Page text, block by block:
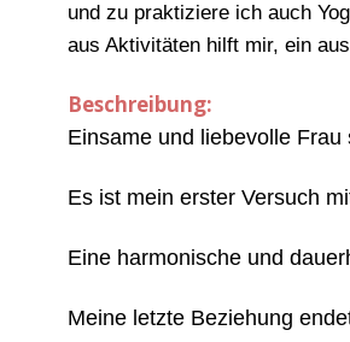
und zu praktiziere ich auch
aus Aktivitäten hilft mir, ein
Beschreibung:
Einsame und liebevolle
Es ist mein erster Versuch
Eine harmonische und
Meine letzte Beziehung